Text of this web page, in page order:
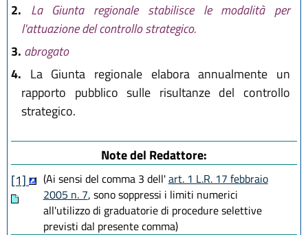
2. La Giunta regionale stabilisce le modalità per
l'attuazione del controllo strategico.
3. abrogato
4. La Giunta regionale elabora annualmente un
rapporto pubblico sulle risultanze del controllo
strategico.
Note del Redattore:
[1]
(Ai sensi del comma 3 dell'art. 1 L.R. 17 febbraio
2005 n. 7, sono soppressi i limiti numerici
all'utilizzo di graduatorie di procedure selettive
previsti dal presente comma)